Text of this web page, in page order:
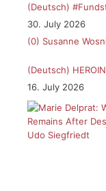
(Deutsch)
30. July 2026
(0) Susanne
(Deutsch)
16. July 2026